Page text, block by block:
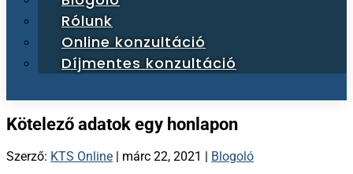
Rólunk
Online konzultáció
Díjmentes konzultáció
Kötelező adatok egy honlapon
Szerző: KTS Online | márc 22, 2021 | Blogoló